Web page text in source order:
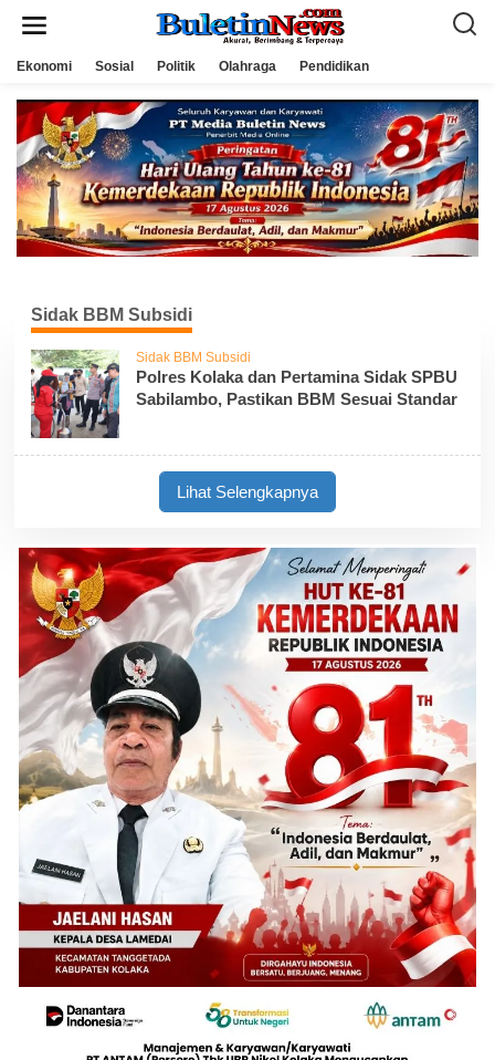
Ekonomi Sosial Politik Olahraga Pendidikan
Sidak BBM Subsidi
Sidak BBM Subsidi
Polres Kolaka dan Pertamina Sidak SPBU
Sabilambo, Pastikan BBM Sesuai Standar
Lihat Selengkapnya